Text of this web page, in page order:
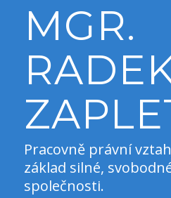
MGR.
Pracovně právní
základ silné,
společnosti.